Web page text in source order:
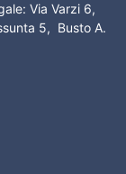
Via Varzi 6,
5, Busto A.